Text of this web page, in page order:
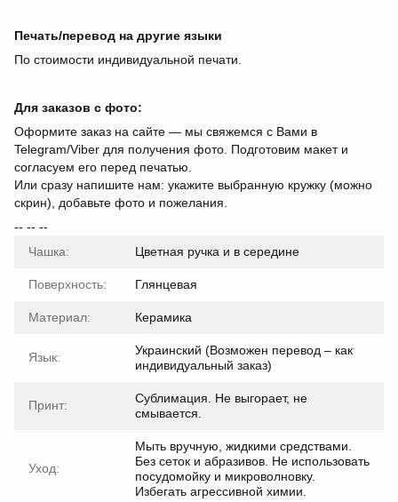
Печать/перевод на другие языки
По стоимости индивидуальной печати.
Для заказов с фото:
Оформите заказ на сайте — мы свяжемся с Вами в
Telegram/Viber для получения фото. Подготовим макет и
согласуем его перед печатью.
Или сразу напишите нам: укажите выбранную кружку (можно
скрин), добавьте фото и пожелания.
-- -- --
Чашка:
Цветная ручка и в середине
Поверхность: Глянцевая
Материал: Керамика
Язык:
Украинский (Возможен перевод – как
индивидуальный заказ)
Принт:
Сублимация. Не выгорает, не
смывается.
Уход:
Мыть вручную, жидкими средствами.
Без сеток и абразивов. Не использовать
посудомойку и микроволновку.
Избегать агрессивной химии.